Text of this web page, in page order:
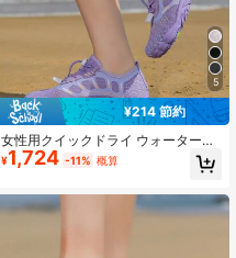
5
¥214 節約
女性用クイックドライ ウォータース
ポーツシューズ 1ペア、アウトドア
アクティビティやフィットネスに適
¥1,724 -11% 概算